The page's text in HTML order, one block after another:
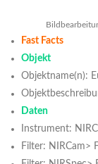
Fast Facts
Objekt
Objektname(n):
Daten
Instrument:
Filter: NIRCam>